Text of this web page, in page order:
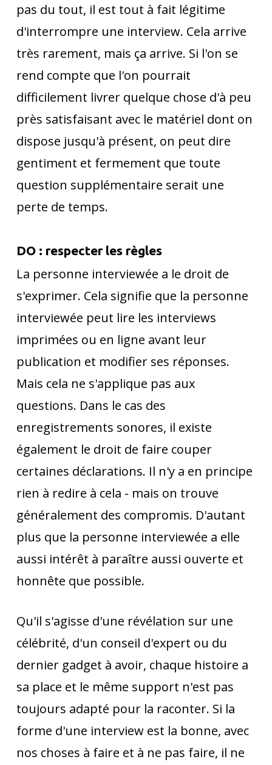
pas du tout, il est tout à fait légitime
d'interrompre une interview. Cela arrive
très rarement, mais ça arrive. Si l'on se
rend compte que l'on pourrait
difficilement livrer quelque chose d'à peu
près satisfaisant avec le matériel dont on
dispose jusqu'à présent, on peut dire
gentiment et fermement que toute
question supplémentaire serait une
perte de temps.
DO : respecter les règles
La personne interviewée a le droit de
s'exprimer. Cela signifie que la personne
interviewée peut lire les interviews
imprimées ou en ligne avant leur
publication et modifier ses réponses.
Mais cela ne s'applique pas aux
questions. Dans le cas des
enregistrements sonores, il existe
également le droit de faire couper
certaines déclarations. Il n'y a en principe
rien à redire à cela - mais on trouve
généralement des compromis. D'autant
plus que la personne interviewée a elle
aussi intérêt à paraître aussi ouverte et
honnête que possible.
Qu'il s'agisse d'une révélation sur une
célébrité, d'un conseil d'expert ou du
dernier gadget à avoir, chaque histoire a
sa place et le même support n'est pas
toujours adapté pour la raconter. Si la
forme d'une interview est la bonne, avec
nos choses à faire et à ne pas faire, il ne